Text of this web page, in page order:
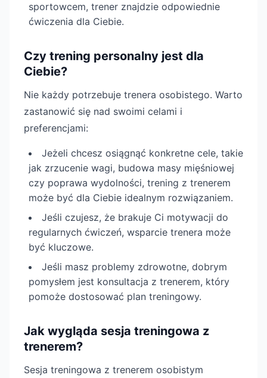
sportowcem, trener znajdzie odpowiednie
ćwiczenia dla Ciebie.
Czy trening personalny jest dla
Ciebie?
Nie każdy potrzebuje trenera osobistego. Warto
zastanowić się nad swoimi celami i
preferencjami:
Jeżeli chcesz osiągnąć konkretne cele, takie
jak zrzucenie wagi, budowa masy mięśniowej
czy poprawa wydolności, trening z trenerem
może być dla Ciebie idealnym rozwiązaniem.
Jeśli czujesz, że brakuje Ci motywacji do
regularnych ćwiczeń, wsparcie trenera może
być kluczowe.
Jeśli masz problemy zdrowotne, dobrym
pomysłem jest konsultacja z trenerem, który
pomoże dostosować plan treningowy.
Jak wygląda sesja treningowa z
trenerem?
Sesja treningowa z trenerem osobistym